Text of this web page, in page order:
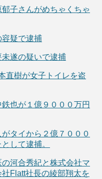
子さんがめちゃくちゃ
疑で逮捕
遂の疑いで逮捕
直樹が女子トイレを盗
也が１億９０００万円
タイから２億７０００
して逮捕。
河合秀紀と株式会社マ
Flatt社長の綾部翔太を